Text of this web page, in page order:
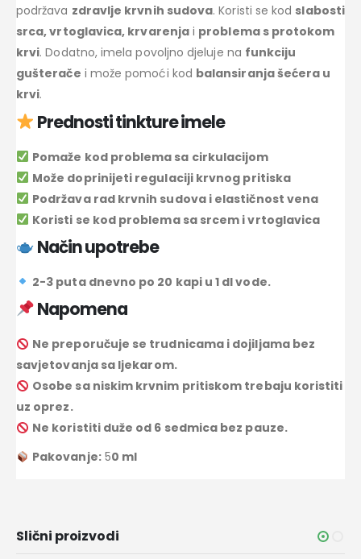
podržava zdravlje krvnih sudova. Koristi se kod slabosti
srca, vrtoglavica, krvarenjai problema s protokom
krvi. Dodatno, imela povoljno djeluje na funkciju
gušterače i može pomoći kod balansiranja šećera u
krvi.
Prednosti tinkture imele
Pomaže kod problema sa cirkulacijom
Može doprinijeti regulaciji krvnog pritiska
Podržava rad krvnih sudova i elastičnost vena
Koristi se kod problema sa srcem i vrtoglavica
Način upotrebe
2-3 puta dnevno po 20 kapi u 1 dl vode.
Napomena
Ne preporučuje se trudnicama i dojiljama bez
savjetovanja sa ljekarom.
Osobe sa niskim krvnim pritiskom trebaju koristiti
uz oprez.
Ne koristiti duže od 6 sedmica bez pauze.
Pakovanje:50 ml
Slični proizvodi